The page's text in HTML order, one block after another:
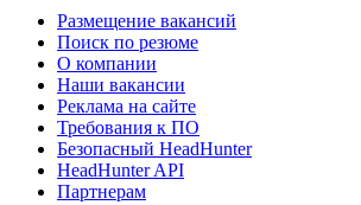
Размещение вакансий
Поиск по резюме
О компании
Наши вакансии
Реклама на сайте
Требования к ПО
Безопасный HeadHunter
HeadHunter API
Партнерам